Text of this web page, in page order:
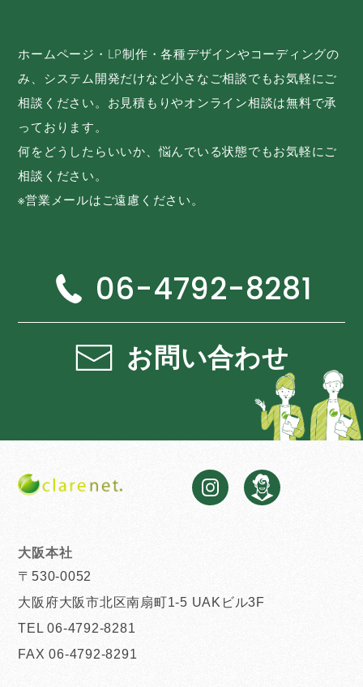
ホームページ・LP制作・各種デザインやコーディングの
み、システム開発だけなど小さなご相談でもお気軽にご
相談ください。お見積もりやオンライン相談は無料で承
っております。
何をどうしたらいいか、悩んでいる状態でもお気軽にご
相談ください。
※営業メールはご遠慮ください。
06-4792-8281
お問い合わせ
大阪本社
〒530-0052
大阪府大阪市北区南扇町1-5 UAKビル3F
TEL 06-4792-8281
FAX 06-4792-8291